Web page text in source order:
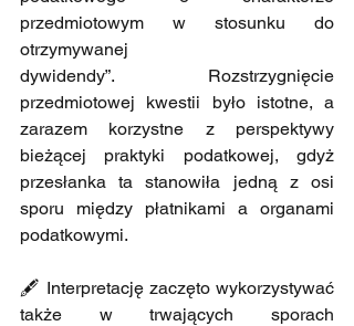
przedmiotowym w stosunku do
otrzymywanej
dywidendy”. Rozstrzygnięcie
przedmiotowej kwestii było istotne, a
zarazem korzystne z perspektywy
bieżącej praktyki podatkowej, gdyż
przesłanka ta stanowiła jedną z osi
sporu między płatnikami a organami
podatkowymi.
🖋️ Interpretację zaczęto wykorzystywać
także w trwających sporach